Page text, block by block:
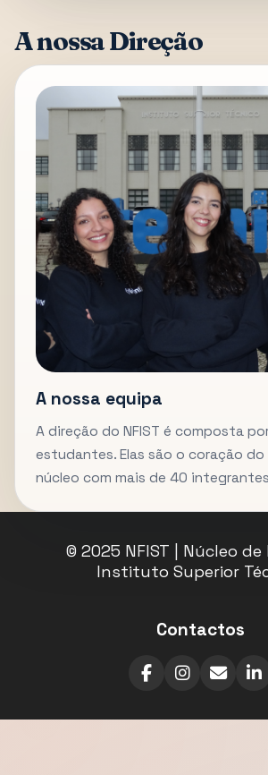
A nossa Direção
A nossa equipa
A direção do NFIST é composta
estudantes. Elas são o coração do
núcleo com mais de 40
© 2025 NFIST | Núcleo de
Instituto Superior
Contactos